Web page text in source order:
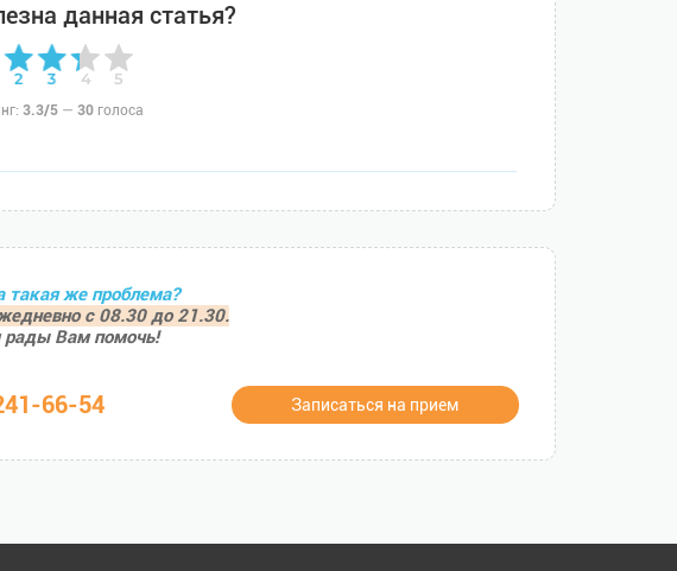
данная статья?
3.3/5 — 30 голоса
такая же проблема?
с 08.30 до 21.30.
рады Вам помочь!
66-54 Записаться на прием